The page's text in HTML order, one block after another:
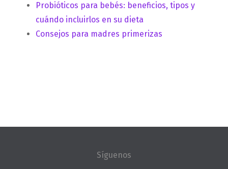
Probióticos para bebés: beneficios, tipos y
cuándo incluirlos en su dieta
Consejos para madres primerizas